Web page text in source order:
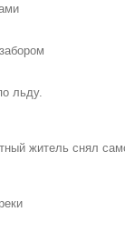
льду.
житель снял